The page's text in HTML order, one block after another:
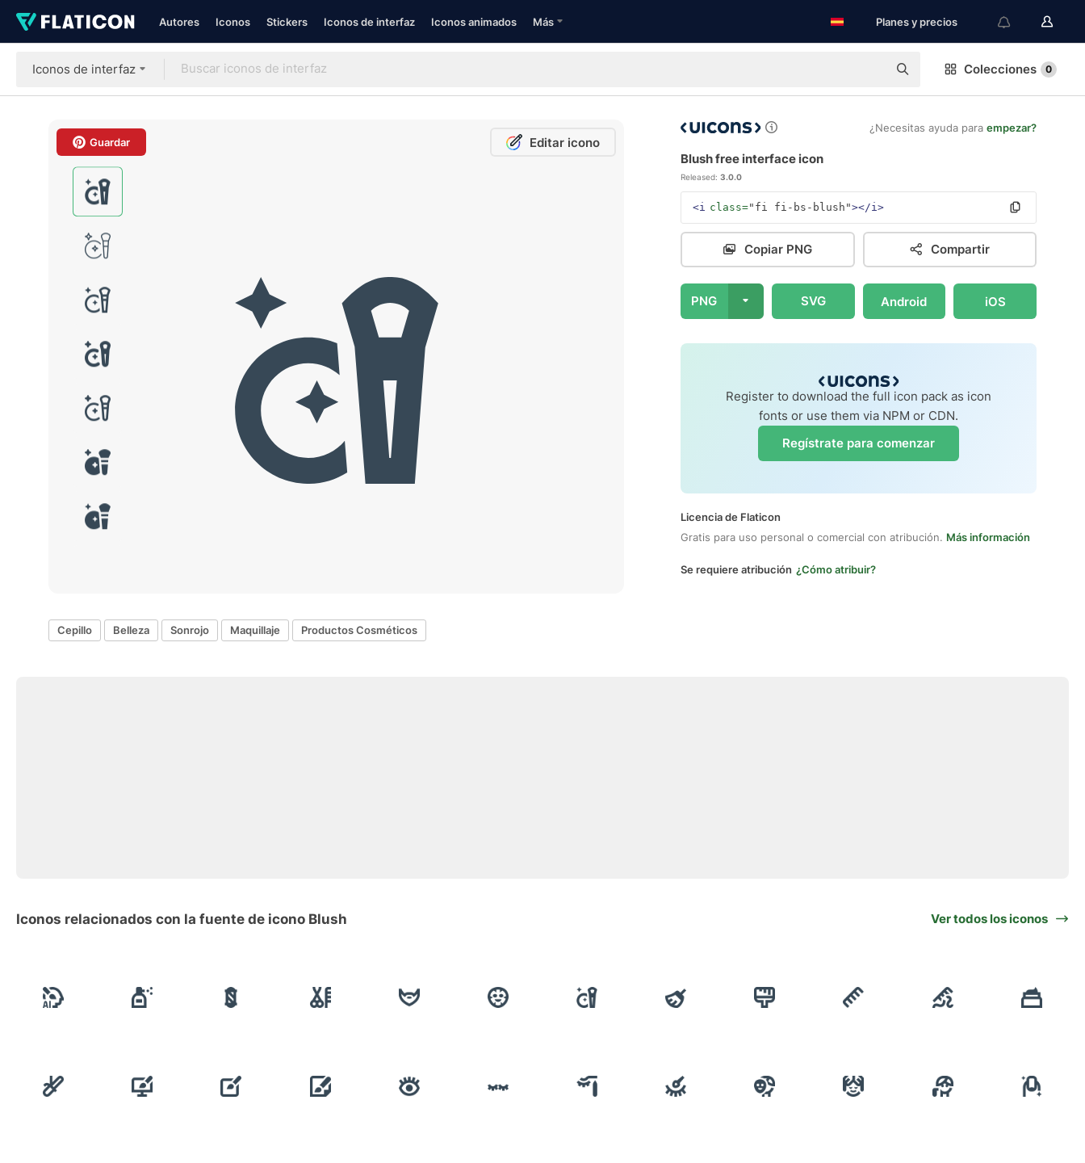
Autores Iconos Stickers Iconos de interfaz Iconos animados Más Planes y precios
Iconos de interfaz Colecciones 0
Guardar Editar icono
¿Necesitas ayuda para empezar?
Blush free interface icon
Released: 3.0.0
<i class="fi fi-bs-blush"></i>
Copiar PNG Compartir
PNG SVG Android iOS
Register to download the full icon pack as icon
fonts or use them via NPM or CDN.
Regístrate para comenzar
Licencia de Flaticon
Gratis para uso personal o comercial con atribución. Más información
Se requiere atribución ¿Cómo atribuir?
Cepillo Belleza Sonrojo Maquillaje Productos Cosméticos
Iconos relacionados con la fuente de icono Blush Ver todos los iconos